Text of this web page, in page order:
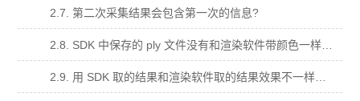
2.7. 第二次采集结果会包含第一次的信息?